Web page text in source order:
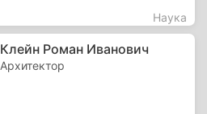
Наука
Клейн Роман Иванович
Архитектор